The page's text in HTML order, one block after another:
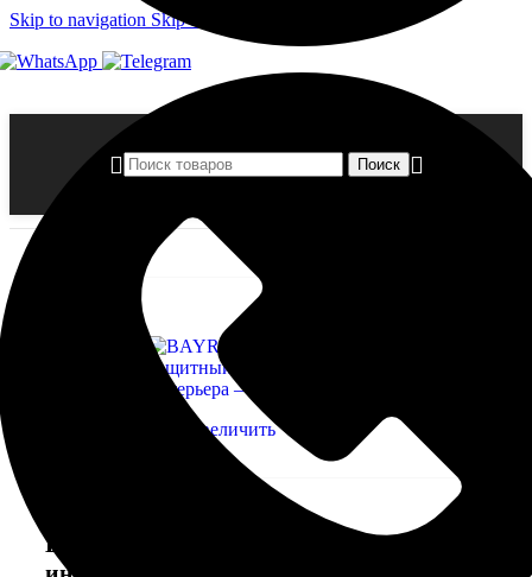
Skip to navigation Skip to main content
Поиск
Главная страница»Магазин»BAYRAMIX BS-18 Защитный
лак для интерьера
Нажмите, чтобы увеличить
BAYRAMIX BS-18 Защитный лак для